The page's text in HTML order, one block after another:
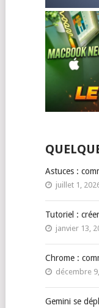
Astuces :
juillet 1,
Tutoriel :
janvier 13,
Chrome :
décembre
Gemini se